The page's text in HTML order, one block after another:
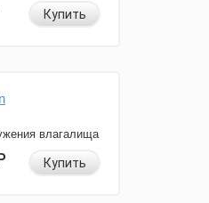
Купить
влагалища
Купить